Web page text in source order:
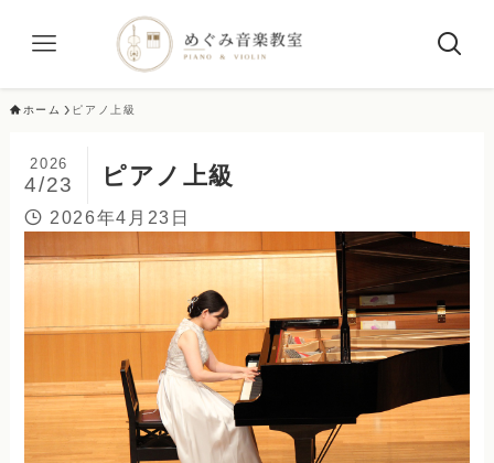
ホーム ピアノ上級
ピアノ上級
2026
4/23
2026年4月23日